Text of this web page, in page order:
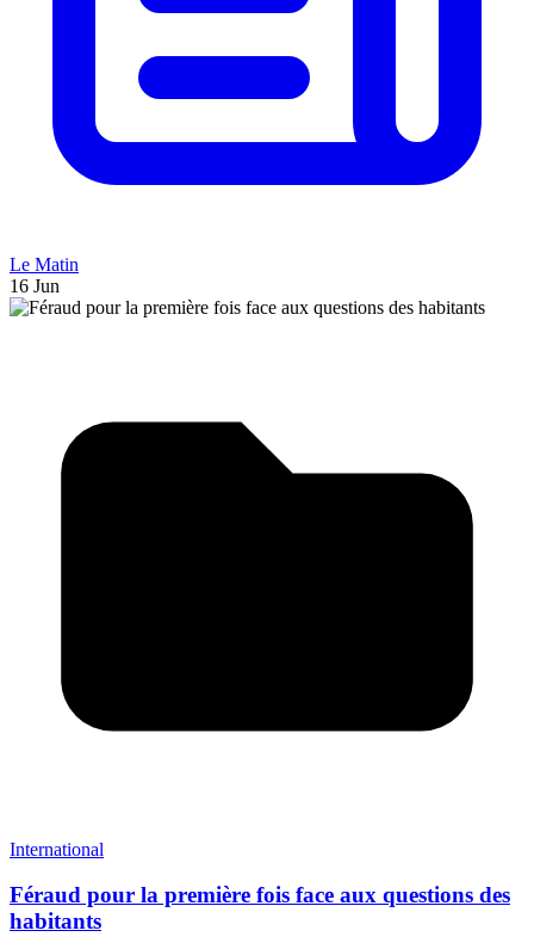
Le Matin
16 Jun
International
Féraud pour la première fois face aux questions des
habitants